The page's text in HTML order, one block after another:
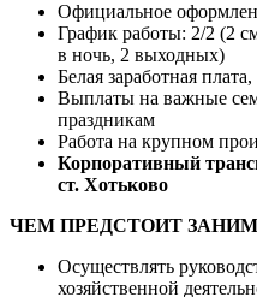
Официальное
График работы: 2/2 (2
в ночь, 2 выходных)
Белая заработная
Выплаты на важные
праздникам
Работа на крупном
Корпоративный
ст. Хотьково
ЧЕМ ПРЕДСТОИТ
Осуществлять
хозяйственной